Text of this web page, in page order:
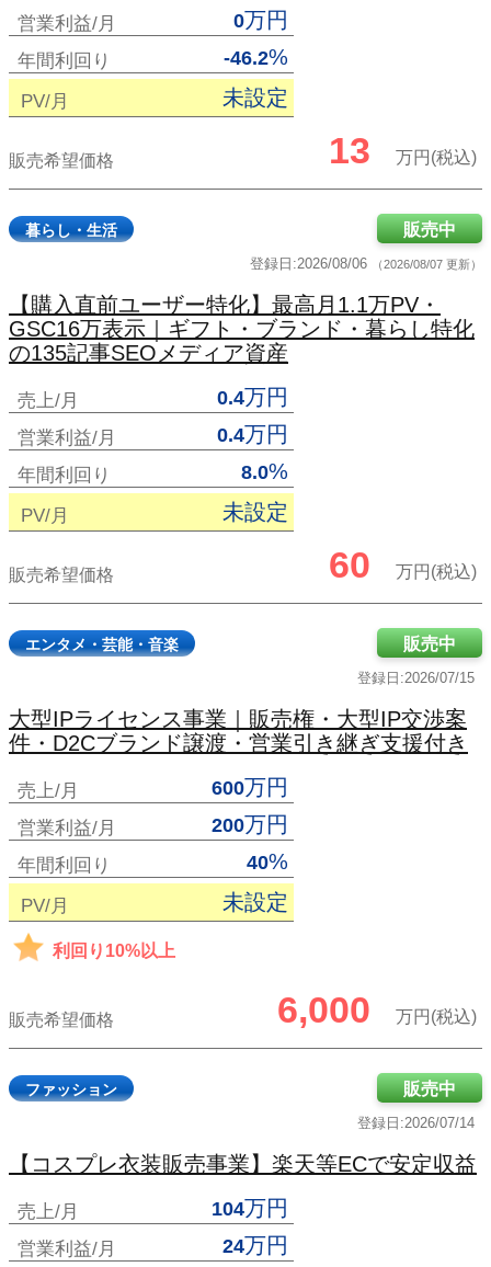
営業利益/月 0万円
年間利回り -46.2%
PV/月 未設定
販売希望価格 13 万円(税込)
暮らし・生活
登録日:2026/08/06 （2026/08/07 更新）
販売中
【購入直前ユーザー特化】最高月1.1万PV・
GSC16万表示｜ギフト・ブランド・暮らし特化
の135記事SEOメディア資産
売上/月 0.4万円
営業利益/月 0.4万円
年間利回り 8.0%
PV/月 未設定
販売希望価格 60 万円(税込)
エンタメ・芸能・音楽
登録日:2026/07/15
販売中
大型IPライセンス事業｜販売権・大型IP交渉案
件・D2Cブランド譲渡・営業引き継ぎ支援付き
売上/月 600万円
営業利益/月 200万円
年間利回り 40%
PV/月 未設定
利回り10%以上
販売希望価格 6,000 万円(税込)
ファッション
登録日:2026/07/14
販売中
【コスプレ衣装販売事業】楽天等ECで安定収益
売上/月 104万円
営業利益/月 24万円